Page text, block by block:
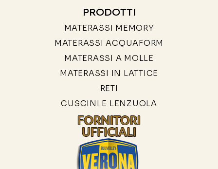
PRODOTTI
MATERASSI MEMORY
MATERASSI ACQUAFORM
MATERASSI A MOLLE
MATERASSI IN LATTICE
RETI
CUSCINI E LENZUOLA